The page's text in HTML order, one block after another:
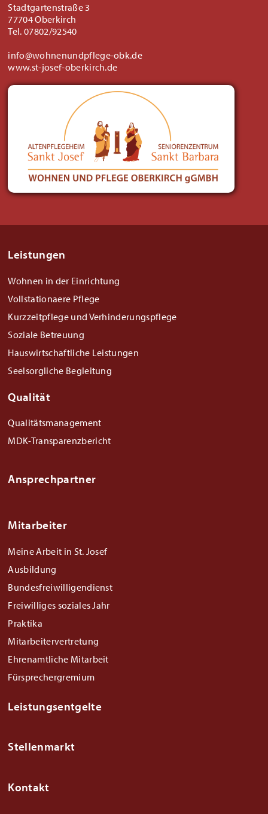
Stadtgartenstraße 3
77704 Oberkirch
Tel. 07802/92540
info@wohnenundpflege-obk.de
www.st-josef-oberkirch.de
Leistungen
Wohnen in der Einrichtung
Vollstationaere Pflege
Kurzzeitpflege und Verhinderungspflege
Soziale Betreuung
Hauswirtschaftliche Leistungen
Seelsorgliche Begleitung
Qualität
Qualitätsmanagement
MDK-Transparenzbericht
Ansprechpartner
Mitarbeiter
Meine Arbeit in St. Josef
Ausbildung
Bundesfreiwilligendienst
Freiwilliges soziales Jahr
Praktika
Mitarbeitervertretung
Ehrenamtliche Mitarbeit
Fürsprechergremium
Leistungsentgelte
Stellenmarkt
Kontakt